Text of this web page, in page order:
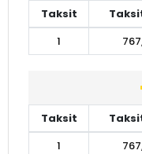
Taksit
1
Taksit
1